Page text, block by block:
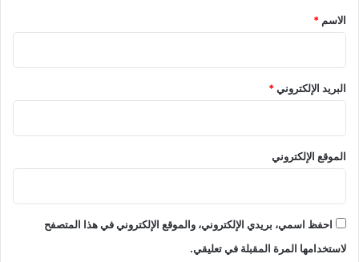
*
الاسم *
البريد الإلكتروني*
الموقع الإلكتروني
احفظ اسمي، بريدي الإلكتروني، والموقع الإلكتروني في هذا المتصفح
لاستخدامها المرة المقبلة في تعليقي.